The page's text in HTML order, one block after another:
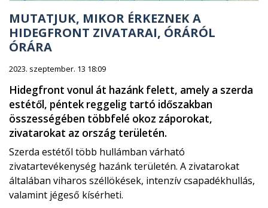
MUTATJUK, MIKOR ÉRKEZNEK A
HIDEGFRONT ZIVATARAI, ÓRÁRÓL
ÓRÁRA
2023. szeptember. 13 18:09
Hidegfront vonul át hazánk felett, amely a szerda
estétől, péntek reggelig tartó időszakban
összességében többfelé okoz záporokat,
zivatarokat az ország területén.
Szerda estétől több hullámban várható
zivatartevékenység hazánk területén. A zivatarokat
általában viharos széllökések, intenzív csapadékhullás,
valamint jégeső kísérheti.